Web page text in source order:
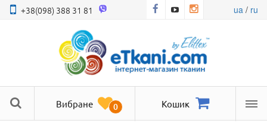
+38(098) 388 31 81 ua/ ru
Вибране 0 Кошик